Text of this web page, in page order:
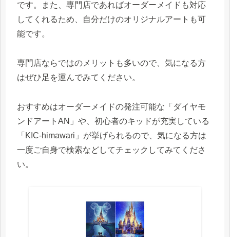
です。また、専門店であればオーダーメイドも対応
してくれるため、自分だけのオリジナルアートも可
能です。
専門店ならではのメリットも多いので、気になる方
はぜひ足を運んでみてください。
おすすめはオーダーメイドの発注可能な「ダイヤモ
ンドアートAN」や、初心者のキッドが充実している
「KIC-himawari」が挙げられるので、気になる方は
一度ご自身で検索などしてチェックしてみてくださ
い。